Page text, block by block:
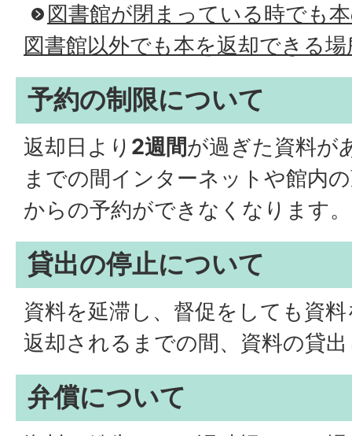
図書館が閉まっている時でも
図書館以外でも本を返却できる
予約の制限について
返却日より 2週間が過ぎた資料が
までの間インターネットや館内
からの予約ができなくなります。
貸出の停止について
資料を延滞し、督促をしても資
返却されるまでの間、資料の貸
弁償について